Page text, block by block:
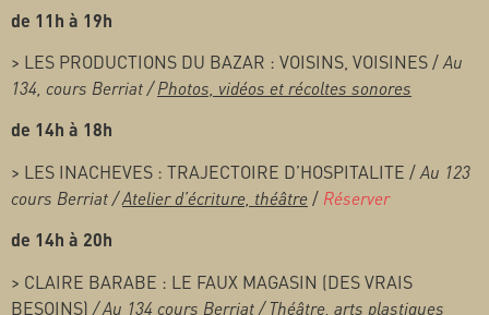
de 11h à 19h
> LES PRODUCTIONS DU BAZAR : VOISINS, VOISINES /Au
134, cours Berriat /Photos, vidéos et récoltes sonores
de 14h à 18h
> LES INACHEVES : TRAJECTOIRE D’HOSPITALITE /Au 123
cours Berriat /Atelier d’écriture, théâtre/ Réserver
de 14h à 20h
> CLAIRE BARABE : LE FAUX MAGASIN (DES VRAIS
BESOINS) / Au 134 cours Berriat /Théâtre, arts plastiques